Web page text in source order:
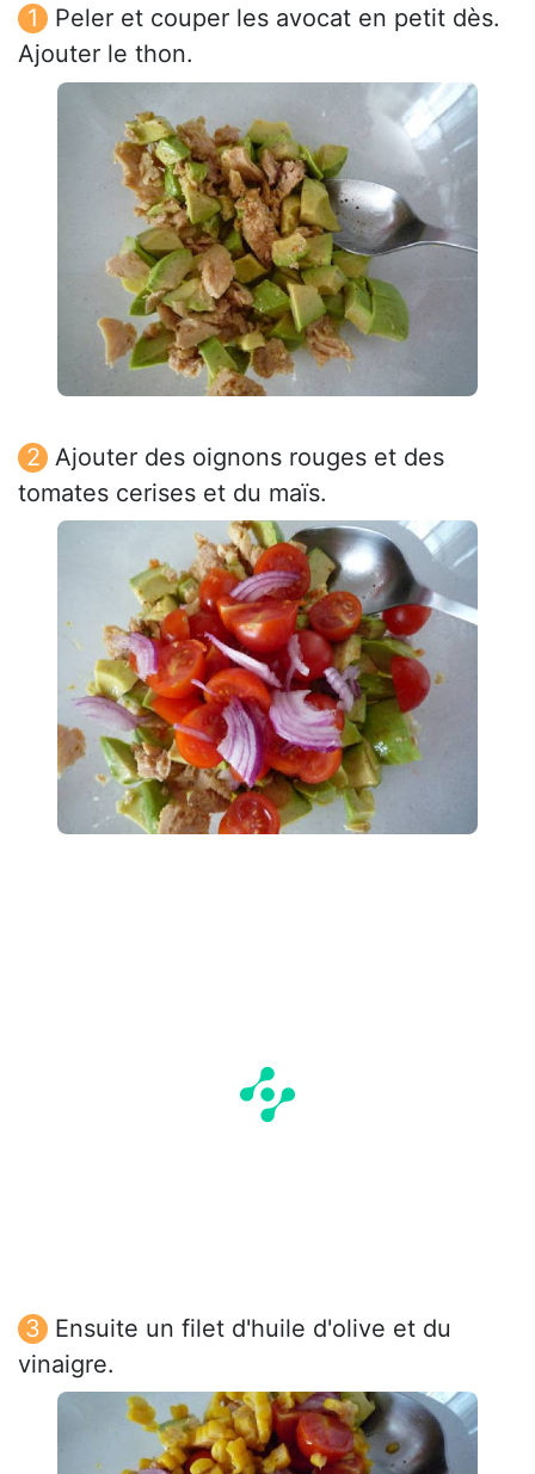
Peler et couper les avocat en petit dès.
Ajouter le thon.
Ajouter des oignons rouges et des
tomates cerises et du maïs.
Ensuite un filet d'huile d'olive et du
vinaigre.